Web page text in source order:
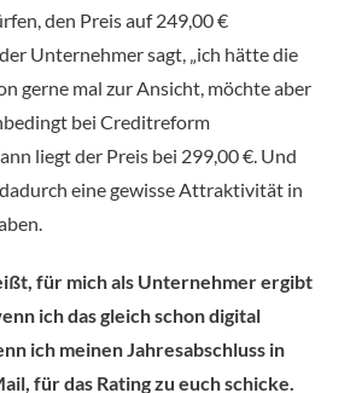
den Preis auf 249,00 €
Unternehmer sagt, „ich hätte die
gerne mal zur Ansicht, möchte aber
bei Creditreform
liegt der Preis bei 299,00 €. Und
eine gewisse Attraktivität in
für mich als Unternehmer ergibt
ich das gleich schon digital
ich meinen Jahresabschluss in
für das Rating zu euch schicke.